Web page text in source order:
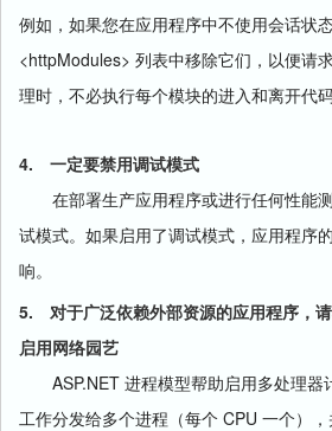
例如，如果您在应用程序中不使用会话状
<httpModules> 列表中移除它们，以便请
理时，不必执行每个模块的进入和离开代码
4.
一定要禁用调试模式
在部署生产应用程序或进行任何性能测
试模式。如果启用了调试模式，应用程序
响。
5.
对于广泛依赖外部资源的应用程序，
启用网络园艺
ASP.NET 进程模型帮助启用多处理器
工作分发给多个进程（每个 CPU 一个）